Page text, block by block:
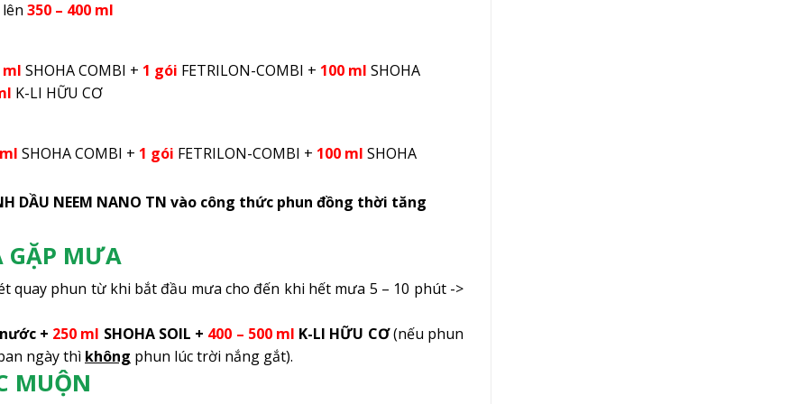
lên 350 – 400 ml
ml SHOHA COMBI + 1 gói FETRILON-COMBI + 100 ml SHOHA
K-LI HỮU CƠ
SHOHA COMBI + 1 gói FETRILON-COMBI + 100 ml SHOHA
DẦU NEEM NANO TN vào công thức phun đồng thời tăng
GẶP MƯA
quay phun từ khi bắt đầu mưa cho đến khi hết mưa 5 – 10 phút ->
+ 250 ml SHOHA SOIL + 400 – 500 ml K-LI HỮU CƠ(nếu phun
ngày thì không phun lúc trời nắng gắt).
MUỘN